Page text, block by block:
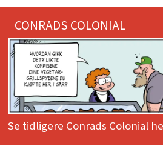
CONRADS COLONIAL
Se tidligere Conrads Colonial